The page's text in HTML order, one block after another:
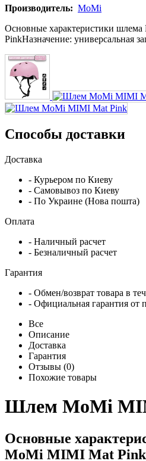
Производитель: MoMi
Основные характеристики
PinkНазначение: универсальная
Способы доставки
Доставка
- Курьером по Киеву
- Самовывоз по Киеву
- По Украине (Нова пошта)
Оплата
- Наличный расчет
- Безналичный расчет
Гарантия
- Обмен/возврат товара в
- Официальная гарантия от
Все
Описание
Доставка
Гарантия
Отзывы (0)
Похожие товары
Шлем MoMi
Основные
MoMi MIMI Mat Pink